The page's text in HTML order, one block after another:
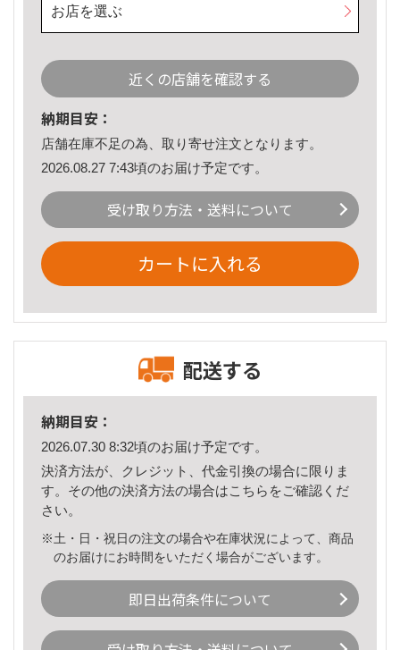
お店を選ぶ
近くの店舗を確認する
納期目安：
店舗在庫不足の為、取り寄せ注文となります。
2026.08.27 7:43頃のお届け予定です。
受け取り方法・送料について
カートに入れる
配送する
納期目安：
2026.07.30 8:32頃のお届け予定です。
決済方法が、クレジット、代金引換の場合に限りま
す。その他の決済方法の場合はこちら をご確認くだ
さい。
※土・日・祝日の注文の場合や在庫状況によって、商品
のお届けにお時間をいただく場合がございます。
即日出荷条件について